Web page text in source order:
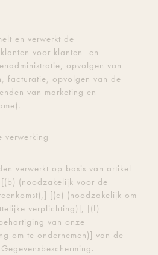
en verwerkt de
voor klanten- en
opvolgen van
facturatie, opvolgen van de
van marketing en
verwerking
verwerkt op basis van artikel
(noodzakelijk voor de
[(c) (noodzakelijk om
verplichting)], [(f)
van onze
om te ondernemen)] van de